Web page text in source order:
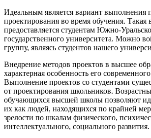
Идеальным является вариант выполнения
проектирования во время обучения. Такая
предоставляется студентам Южно-
государственного университета. Можно
группу, являясь студентов нашего
Внедрение методов проектов в высшее
характерная особенность его
Выполнение проектов со студентами
от проектирования школьников.
обучающихся высшей школы позволяют
их как людей, находящихся по крайней
зрелости по шкалам физического,
интеллектуального, социального развития.